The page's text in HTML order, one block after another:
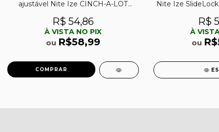
ajustável Nite Ize CINCH-A-LOT
R$ 54,86
À VISTA NO PIX
ou R$58,99
Nite Ize
R$
À
ou